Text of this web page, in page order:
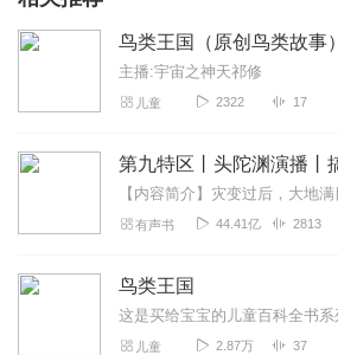
鸟类王国（原创鸟类故事）
主播:宇宙之神天祁修
儿童 2322 17
有声书 44.41亿 2813
鸟类王国
儿童 2.87万 37